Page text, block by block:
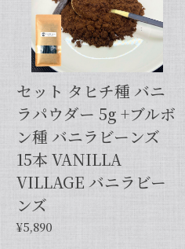
セット タヒチ種 バニ
ラパウダー 5g +ブルボ
ン種 バニラビーンズ
15本 VANILLA
VILLAGE バニラビー
ンズ
¥5,890